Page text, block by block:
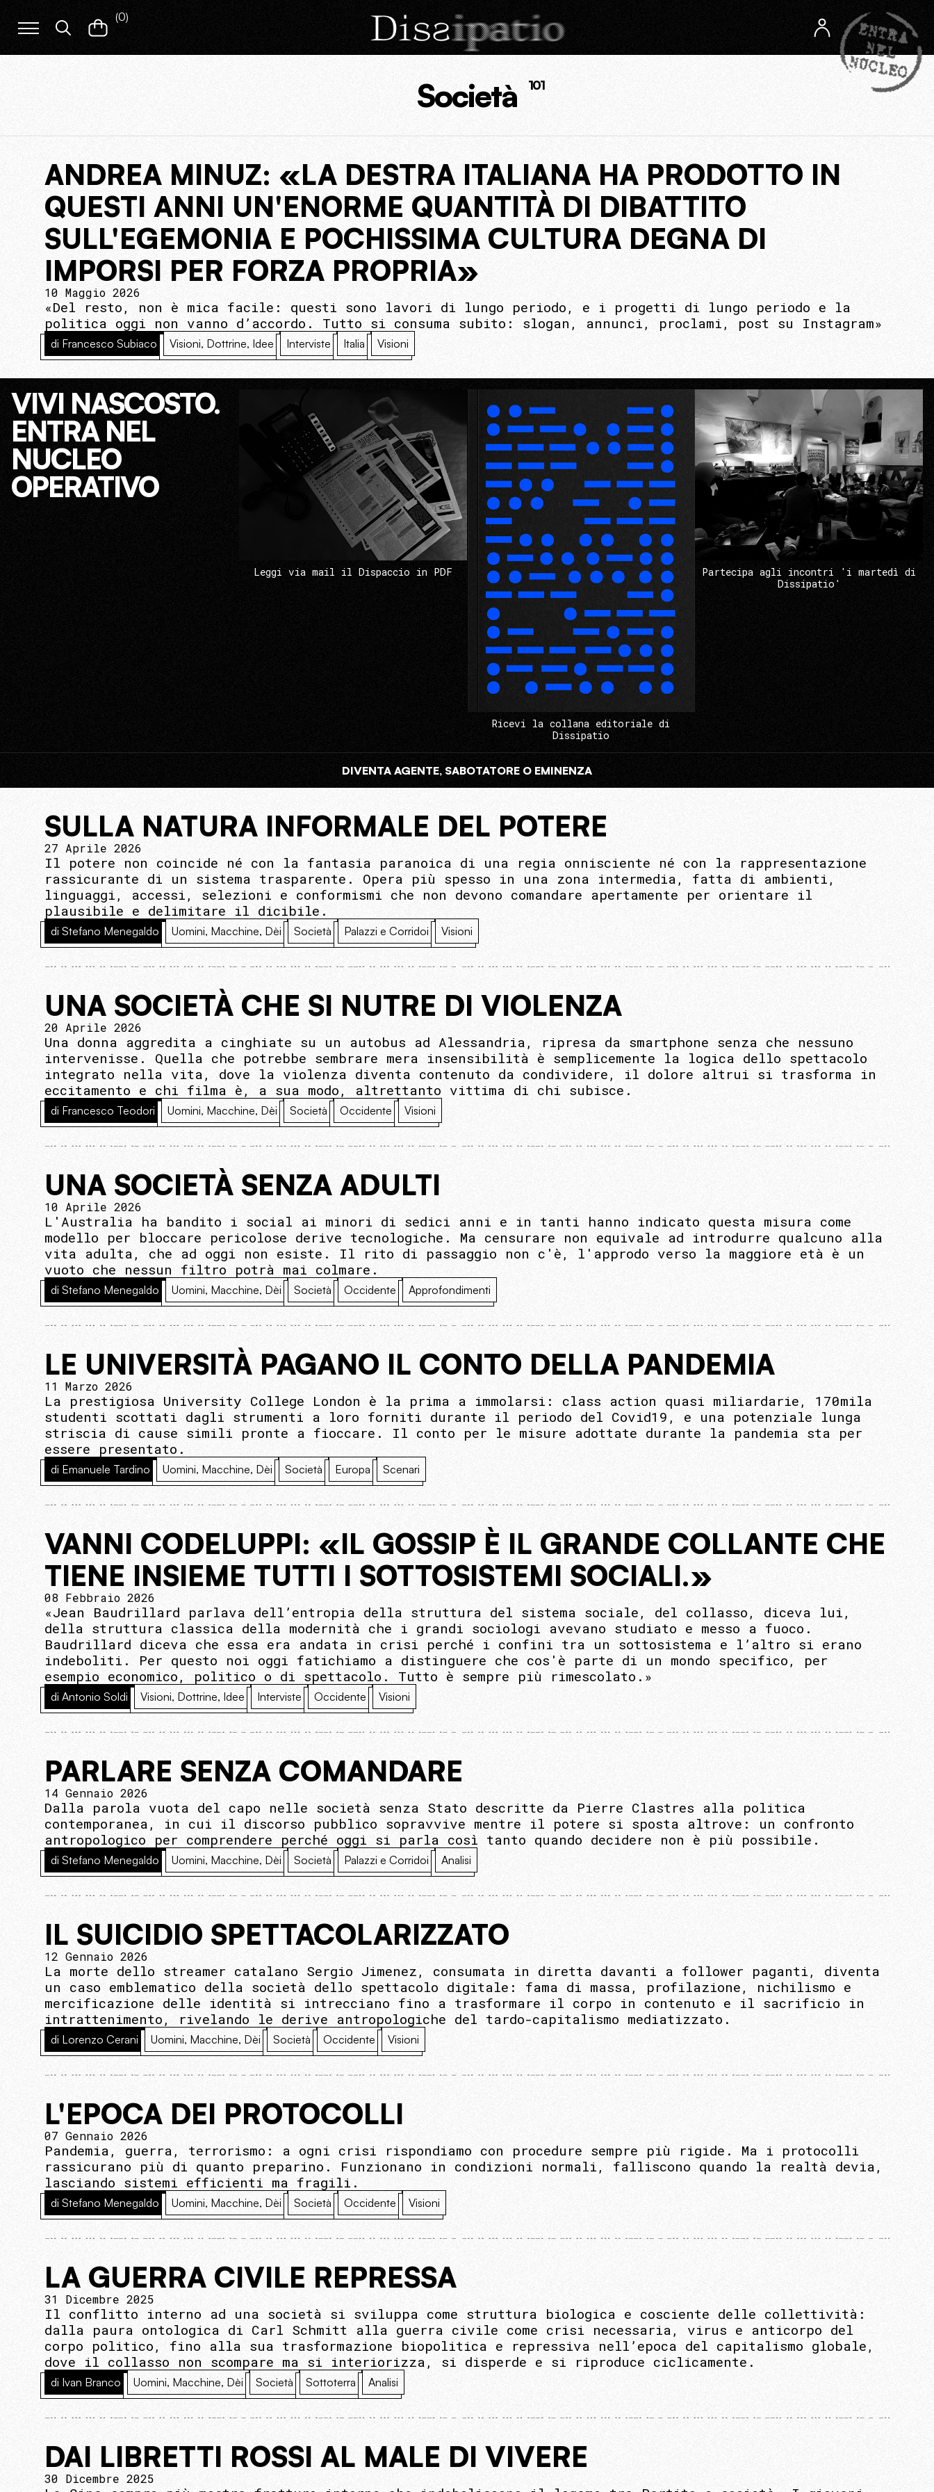
(0)
Società 101
ANDREA MINUZ: «LA DESTRA ITALIANA HA PRODOTTO IN
QUESTI ANNI UN'ENORME QUANTITÀ DI DIBATTITO
SULL'EGEMONIA E POCHISSIMA CULTURA DEGNA DI
IMPORSI PER FORZA PROPRIA»
10 Maggio 2026
«Del resto, non è mica facile: questi sono lavori di lungo periodo, e i progetti di lungo periodo e la
politica oggi non vanno d’accordo. Tutto si consuma subito: slogan, annunci, proclami, post su Instagram»
di Francesco Subiaco Visioni, Dottrine, Idee Interviste Italia Visioni
VIVI NASCOSTO.
ENTRA NEL
NUCLEO
OPERATIVO
Leggi via mail il Dispaccio in PDF
Ricevi la collana editoriale di
Dissipatio
Partecipa agli incontri 'i martedì di
Dissipatio'
DIVENTA AGENTE, SABOTATORE O EMINENZA
SULLA NATURA INFORMALE DEL POTERE
27 Aprile 2026
Il potere non coincide né con la fantasia paranoica di una regia onnisciente né con la rappresentazione
rassicurante di un sistema trasparente. Opera più spesso in una zona intermedia, fatta di ambienti,
linguaggi, accessi, selezioni e conformismi che non devono comandare apertamente per orientare il
plausibile e delimitare il dicibile.
di Stefano Menegaldo Uomini, Macchine, Dèi Società Palazzi e Corridoi Visioni
UNA SOCIETÀ CHE SI NUTRE DI VIOLENZA
20 Aprile 2026
Una donna aggredita a cinghiate su un autobus ad Alessandria, ripresa da smartphone senza che nessuno
intervenisse. Quella che potrebbe sembrare mera insensibilità è semplicemente la logica dello spettacolo
integrato nella vita, dove la violenza diventa contenuto da condividere, il dolore altrui si trasforma in
eccitamento e chi filma è, a sua modo, altrettanto vittima di chi subisce.
di Francesco Teodori Uomini, Macchine, Dèi Società Occidente Visioni
UNA SOCIETÀ SENZA ADULTI
10 Aprile 2026
L'Australia ha bandito i social ai minori di sedici anni e in tanti hanno indicato questa misura come
modello per bloccare pericolose derive tecnologiche. Ma censurare non equivale ad introdurre qualcuno alla
vita adulta, che ad oggi non esiste. Il rito di passaggio non c'è, l'approdo verso la maggiore età è un
vuoto che nessun filtro potrà mai colmare.
di Stefano Menegaldo Uomini, Macchine, Dèi Società Occidente Approfondimenti
LE UNIVERSITÀ PAGANO IL CONTO DELLA PANDEMIA
11 Marzo 2026
La prestigiosa University College London è la prima a immolarsi: class action quasi miliardarie, 170mila
studenti scottati dagli strumenti a loro forniti durante il periodo del Covid19, e una potenziale lunga
striscia di cause simili pronte a fioccare. Il conto per le misure adottate durante la pandemia sta per
essere presentato.
di Emanuele Tardino Uomini, Macchine, Dèi Società Europa Scenari
VANNI CODELUPPI: «IL GOSSIP È IL GRANDE COLLANTE CHE
TIENE INSIEME TUTTI I SOTTOSISTEMI SOCIALI.»
08 Febbraio 2026
«Jean Baudrillard parlava dell’entropia della struttura del sistema sociale, del collasso, diceva lui,
della struttura classica della modernità che i grandi sociologi avevano studiato e messo a fuoco.
Baudrillard diceva che essa era andata in crisi perché i confini tra un sottosistema e l’altro si erano
indeboliti. Per questo noi oggi fatichiamo a distinguere che cos'è parte di un mondo specifico, per
esempio economico, politico o di spettacolo. Tutto è sempre più rimescolato.»
di Antonio Soldi Visioni, Dottrine, Idee Interviste Occidente Visioni
PARLARE SENZA COMANDARE
14 Gennaio 2026
Dalla parola vuota del capo nelle società senza Stato descritte da Pierre Clastres alla politica
contemporanea, in cui il discorso pubblico sopravvive mentre il potere si sposta altrove: un confronto
antropologico per comprendere perché oggi si parla così tanto quando decidere non è più possibile.
di Stefano Menegaldo Uomini, Macchine, Dèi Società Palazzi e Corridoi Analisi
IL SUICIDIO SPETTACOLARIZZATO
12 Gennaio 2026
La morte dello streamer catalano Sergio Jimenez, consumata in diretta davanti a follower paganti, diventa
un caso emblematico della società dello spettacolo digitale: fama di massa, profilazione, nichilismo e
mercificazione delle identità si intrecciano fino a trasformare il corpo in contenuto e il sacrificio in
intrattenimento, rivelando le derive antropologiche del tardo-capitalismo mediatizzato.
di Lorenzo Cerani Uomini, Macchine, Dèi Società Occidente Visioni
L'EPOCA DEI PROTOCOLLI
07 Gennaio 2026
Pandemia, guerra, terrorismo: a ogni crisi rispondiamo con procedure sempre più rigide. Ma i protocolli
rassicurano più di quanto preparino. Funzionano in condizioni normali, falliscono quando la realtà devia,
lasciando sistemi efficienti ma fragili.
di Stefano Menegaldo Uomini, Macchine, Dèi Società Occidente Visioni
LA GUERRA CIVILE REPRESSA
31 Dicembre 2025
Il conflitto interno ad una società si sviluppa come struttura biologica e cosciente delle collettività:
dalla paura ontologica di Carl Schmitt alla guerra civile come crisi necessaria, virus e anticorpo del
corpo politico, fino alla sua trasformazione biopolitica e repressiva nell’epoca del capitalismo globale,
dove il collasso non scompare ma si interiorizza, si disperde e si riproduce ciclicamente.
di Ivan Branco Uomini, Macchine, Dèi Società Sottoterra Analisi
DAI LIBRETTI ROSSI AL MALE DI VIVERE
30 Dicembre 2025